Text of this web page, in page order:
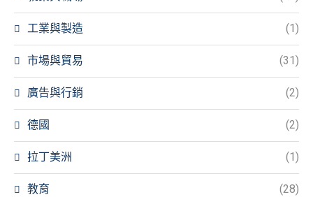
工業與製造 (1)
市場與貿易 (31)
廣告與行銷 (2)
德國 (2)
拉丁美洲 (1)
教育 (28)